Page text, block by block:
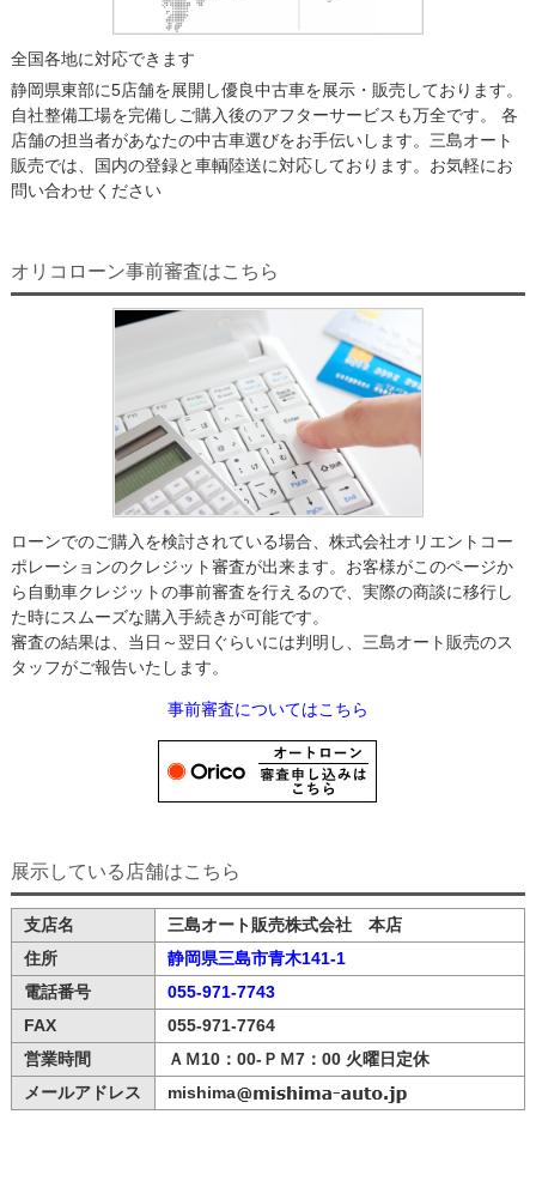
全国各地に対応できます
静岡県東部に5店舗を展開し優良中古車を展示・販売しております。
自社整備工場を完備しご購入後のアフターサービスも万全です。 各
店舗の担当者があなたの中古車選びをお手伝いします。三島オート
販売では、国内の登録と車輌陸送に対応しております。お気軽にお
問い合わせください
オリコローン事前審査はこちら
ローンでのご購入を検討されている場合、株式会社オリエントコー
ポレーションのクレジット審査が出来ます。お客様がこのページか
ら自動車クレジットの事前審査を行えるので、実際の商談に移行し
た時にスムーズな購入手続きが可能です。
審査の結果は、当日～翌日ぐらいには判明し、三島オート販売のス
タッフがご報告いたします。
事前審査についてはこちら
展示している店舗はこちら
支店名
三島オート販売株式会社 本店
住所
静岡県三島市青木141-1
電話番号
055-971-7743
FAX
055-971-7764
営業時間
ＡＭ10：00-ＰＭ7：00 火曜日定休
メールアドレス
mishima